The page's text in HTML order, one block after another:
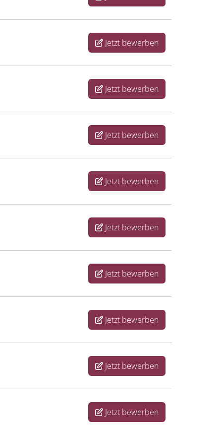
Jetzt bewerben
Jetzt bewerben
Jetzt bewerben
Jetzt bewerben
Jetzt bewerben
Jetzt bewerben
Jetzt bewerben
Jetzt bewerben
Jetzt bewerben